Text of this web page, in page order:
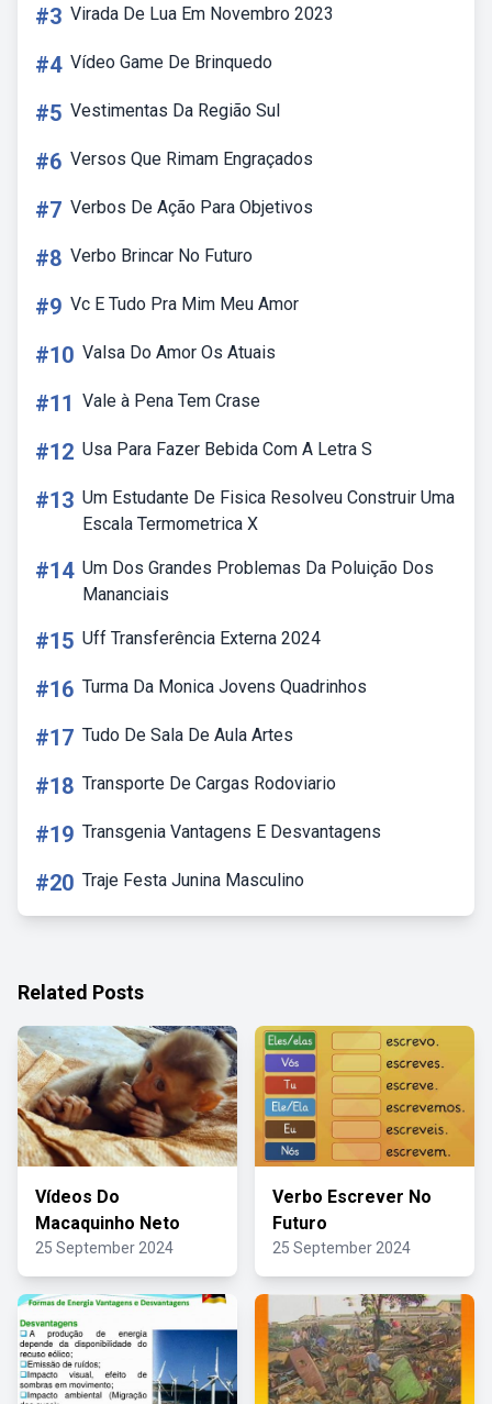
#3 Virada De Lua Em Novembro 2023
#4 Vídeo Game De Brinquedo
#5 Vestimentas Da Região Sul
#6 Versos Que Rimam Engraçados
#7 Verbos De Ação Para Objetivos
#8 Verbo Brincar No Futuro
#9 Vc E Tudo Pra Mim Meu Amor
#10 Valsa Do Amor Os Atuais
#11 Vale à Pena Tem Crase
#12 Usa Para Fazer Bebida Com A Letra S
#13 Um Estudante De Fisica Resolveu Construir Uma
Escala Termometrica X
#14 Um Dos Grandes Problemas Da Poluição Dos
Mananciais
#15 Uff Transferência Externa 2024
#16 Turma Da Monica Jovens Quadrinhos
#17 Tudo De Sala De Aula Artes
#18 Transporte De Cargas Rodoviario
#19 Transgenia Vantagens E Desvantagens
#20 Traje Festa Junina Masculino
Related Posts
Vídeos Do
Macaquinho Neto
25 September 2024
Verbo Escrever No
Futuro
25 September 2024